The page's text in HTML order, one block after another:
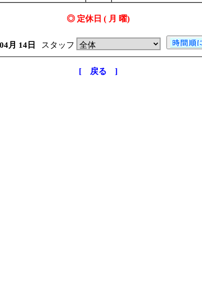
◎ 定休日 ( 月 曜)
04月 14日 スタッフ
[ 戻る ]